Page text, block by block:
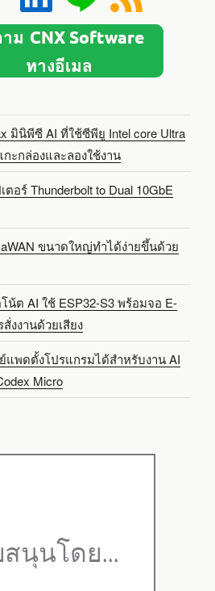
มินิพีซี AI ที่ใช้ซีพียู Intel core Ultra
ะกล่องและลองใช้งาน
อร์ Thunderbolt to Dual 10GbE
ขนาดใหญ่ทำได้ง่ายขึ้นด้วย
น้ต AI ใช้ ESP32-S3 พร้อมจอ E-
งงานด้วยเสียง
แพดตั้งโปรแกรมได้สำหรับงาน AI
Micro